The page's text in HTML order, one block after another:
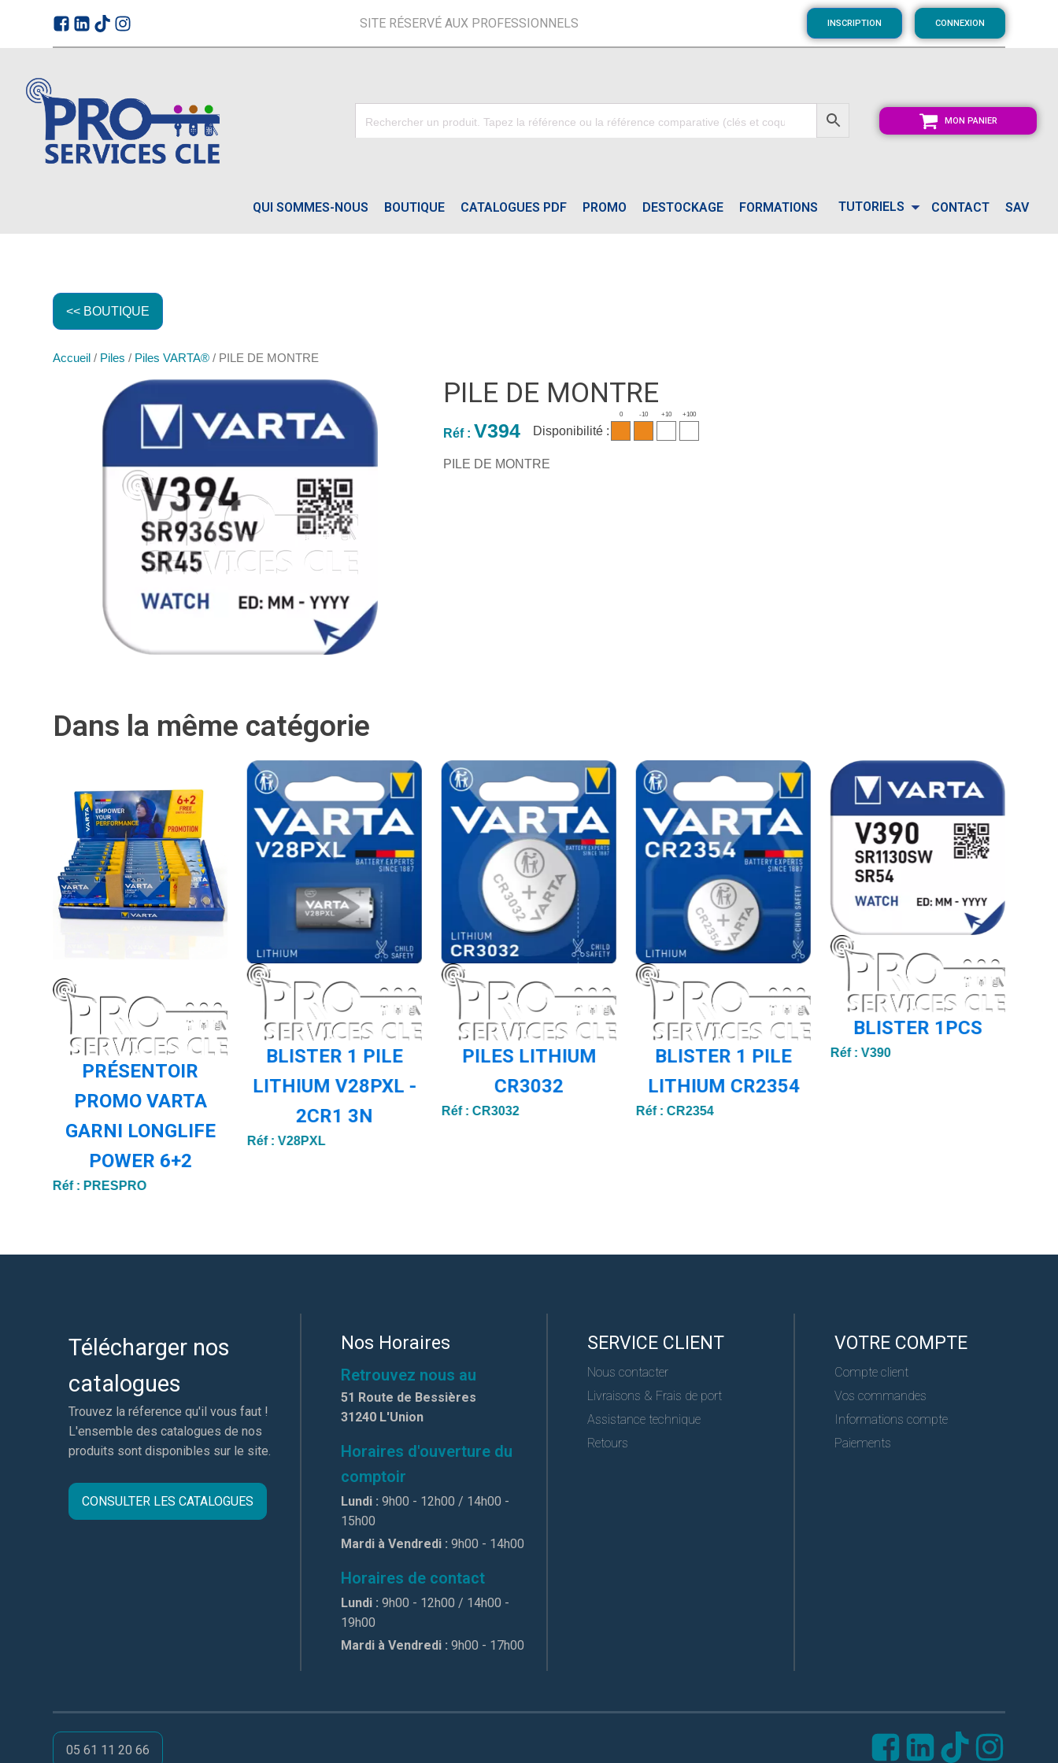
SITE RÉSERVÉ AUX PROFESSIONNELS INSCRIPTION CONNEXION
MON PANIER
QUI SOMMES-NOUS BOUTIQUE CATALOGUES PDF PROMO DESTOCKAGE FORMATIONS TUTORIELS CONTACT SAV
<< BOUTIQUE
Accueil / Piles / Piles VARTA® / PILE DE MONTRE
PILE DE MONTRE
Réf : V394 Disponibilité :
0 -10 +10 +100
PILE DE MONTRE
Dans la même catégorie
PRÉSENTOIR
PROMO VARTA
GARNI LONGLIFE
POWER 6+2
Réf : PRESPRO
BLISTER 1 PILE
LITHIUM V28PXL -
2CR1 3N
Réf :V28PXL
PILES LITHIUM
CR3032
Réf :CR3032
BLISTER 1 PILE
LITHIUM CR2354
Réf : CR2354
BLISTER 1PCS
Réf :V390
Télécharger nos
catalogues
Trouvez la réference qu'il vous faut !
L'ensemble des catalogues de nos
produits sont disponibles sur le site.
CONSULTER LES CATALOGUES
Nos Horaires
Retrouvez nous au
51 Route de Bessières
31240 L'Union
Horaires d'ouverture du
comptoir
Lundi : 9h00 - 12h00 / 14h00 -
15h00
Mardi à Vendredi : 9h00 - 14h00
Horaires de contact
Lundi : 9h00 - 12h00 / 14h00 -
19h00
Mardi à Vendredi : 9h00 - 17h00
SERVICE CLIENT
Nous contacter
Livraisons & Frais de port
Assistance technique
Retours
VOTRE COMPTE
Compte client
Vos commandes
Informations compte
Paiements
05 61 11 20 66